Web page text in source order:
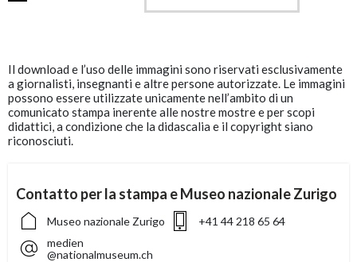
Il download e l’uso delle immagini sono riservati esclusivamente
a giornalisti, insegnanti e altre persone autorizzate. Le immagini
possono essere utilizzate unicamente nell’ambito di un
comunicato stampa inerente alle nostre mostre e per scopi
didattici, a condizione che la didascalia e il copyright siano
riconosciuti.
Contatto per la stampa e Museo nazionale Zurigo
Museo nazionale Zurigo
+41 44 218 65 64
medien
@nationalmuseum.ch